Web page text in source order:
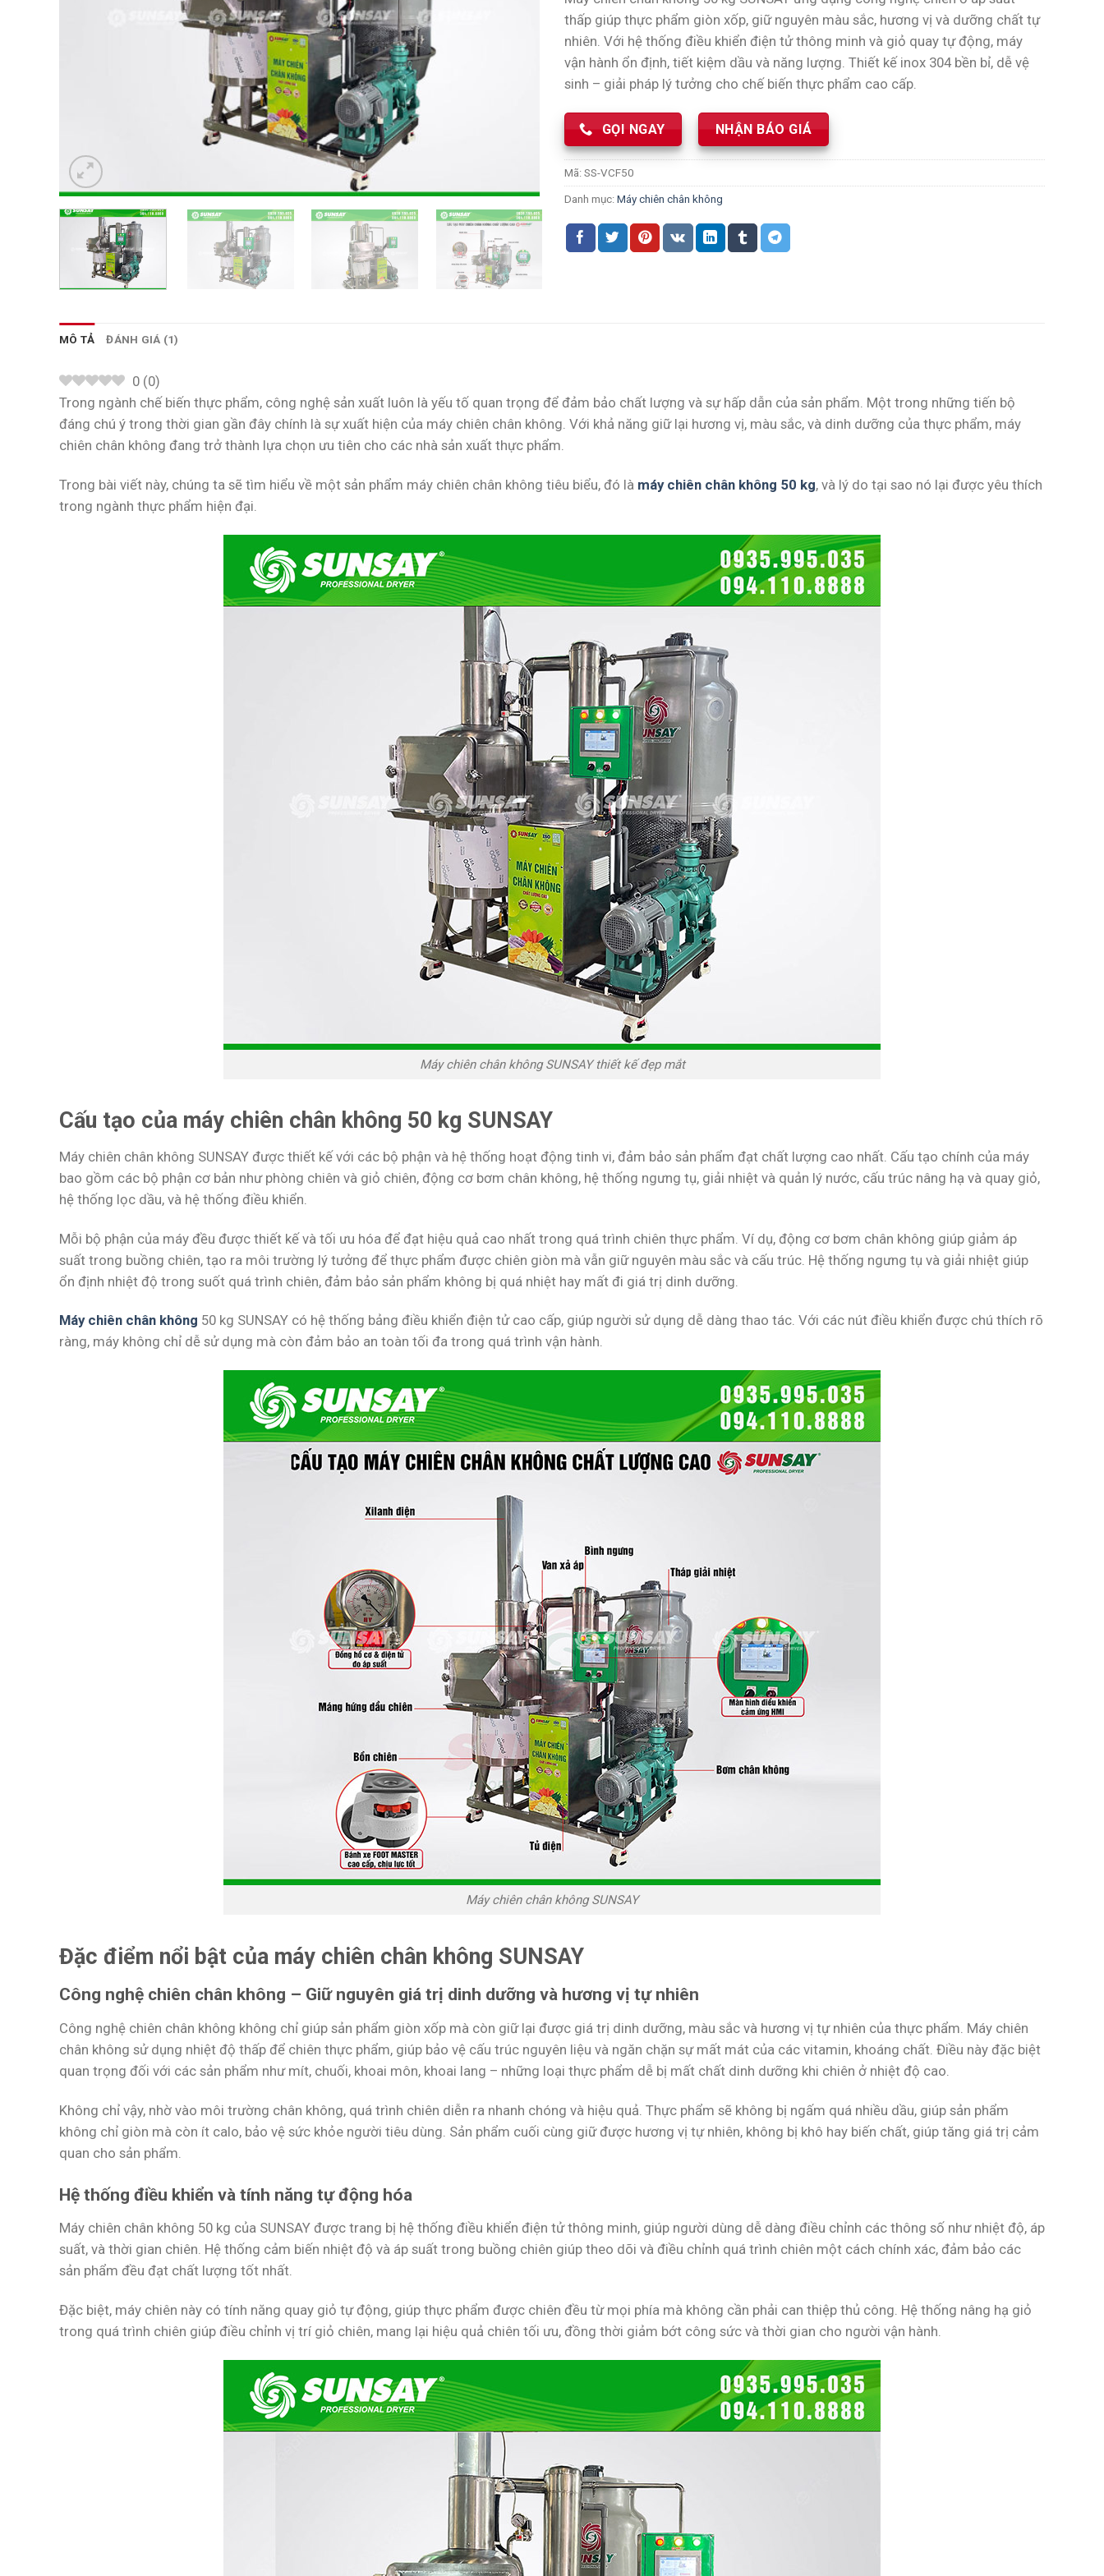
thấp giúp thực phẩm giòn xốp, giữ nguyên màu sắc, hương vị và dưỡng chất tự
nhiên. Với hệ thống điều khiển điện tử thông minh và giỏ quay tự động, máy
vận hành ổn định, tiết kiệm dầu và năng lượng. Thiết kế inox 304 bền bỉ, dễ vệ
sinh – giải pháp lý tưởng cho chế biến thực phẩm cao cấp.
GỌI NGAY NHẬN BÁO GIÁ
Mã: SS-VCF50
Danh mục: Máy chiên chân không
MÔ TẢ ĐÁNH GIÁ (1)
0 (0)
Trong ngành chế biến thực phẩm, công nghệ sản xuất luôn là yếu tố quan trọng để đảm bảo chất lượng và sự hấp dẫn của sản phẩm. Một trong những tiến bộ
đáng chú ý trong thời gian gần đây chính là sự xuất hiện của máy chiên chân không. Với khả năng giữ lại hương vị, màu sắc, và dinh dưỡng của thực phẩm, máy
chiên chân không đang trở thành lựa chọn ưu tiên cho các nhà sản xuất thực phẩm.
Trong bài viết này, chúng ta sẽ tìm hiểu về một sản phẩm máy chiên chân không tiêu biểu, đó là máy chiên chân không 50 kg, và lý do tại sao nó lại được yêu thích
trong ngành thực phẩm hiện đại.
Máy chiên chân không SUNSAY thiết kế đẹp mắt
Cấu tạo của máy chiên chân không 50 kg SUNSAY
Máy chiên chân không SUNSAY được thiết kế với các bộ phận và hệ thống hoạt động tinh vi, đảm bảo sản phẩm đạt chất lượng cao nhất. Cấu tạo chính của máy
bao gồm các bộ phận cơ bản như phòng chiên và giỏ chiên, động cơ bơm chân không, hệ thống ngưng tụ, giải nhiệt và quản lý nước, cấu trúc nâng hạ và quay giỏ,
hệ thống lọc dầu, và hệ thống điều khiển.
Mỗi bộ phận của máy đều được thiết kế và tối ưu hóa để đạt hiệu quả cao nhất trong quá trình chiên thực phẩm. Ví dụ, động cơ bơm chân không giúp giảm áp
suất trong buồng chiên, tạo ra môi trường lý tưởng để thực phẩm được chiên giòn mà vẫn giữ nguyên màu sắc và cấu trúc. Hệ thống ngưng tụ và giải nhiệt giúp
ổn định nhiệt độ trong suốt quá trình chiên, đảm bảo sản phẩm không bị quá nhiệt hay mất đi giá trị dinh dưỡng.
Máy chiên chân không 50 kg SUNSAY có hệ thống bảng điều khiển điện tử cao cấp, giúp người sử dụng dễ dàng thao tác. Với các nút điều khiển được chú thích rõ
ràng, máy không chỉ dễ sử dụng mà còn đảm bảo an toàn tối đa trong quá trình vận hành.
Máy chiên chân không SUNSAY
Đặc điểm nổi bật của máy chiên chân không SUNSAY
Công nghệ chiên chân không – Giữ nguyên giá trị dinh dưỡng và hương vị tự nhiên
Công nghệ chiên chân không không chỉ giúp sản phẩm giòn xốp mà còn giữ lại được giá trị dinh dưỡng, màu sắc và hương vị tự nhiên của thực phẩm. Máy chiên
chân không sử dụng nhiệt độ thấp để chiên thực phẩm, giúp bảo vệ cấu trúc nguyên liệu và ngăn chặn sự mất mát của các vitamin, khoáng chất. Điều này đặc biệt
quan trọng đối với các sản phẩm như mít, chuối, khoai môn, khoai lang – những loại thực phẩm dễ bị mất chất dinh dưỡng khi chiên ở nhiệt độ cao.
Không chỉ vậy, nhờ vào môi trường chân không, quá trình chiên diễn ra nhanh chóng và hiệu quả. Thực phẩm sẽ không bị ngấm quá nhiều dầu, giúp sản phẩm
không chỉ giòn mà còn ít calo, bảo vệ sức khỏe người tiêu dùng. Sản phẩm cuối cùng giữ được hương vị tự nhiên, không bị khô hay biến chất, giúp tăng giá trị cảm
quan cho sản phẩm.
Hệ thống điều khiển và tính năng tự động hóa
Máy chiên chân không 50 kg của SUNSAY được trang bị hệ thống điều khiển điện tử thông minh, giúp người dùng dễ dàng điều chỉnh các thông số như nhiệt độ, áp
suất, và thời gian chiên. Hệ thống cảm biến nhiệt độ và áp suất trong buồng chiên giúp theo dõi và điều chỉnh quá trình chiên một cách chính xác, đảm bảo các
sản phẩm đều đạt chất lượng tốt nhất.
Đặc biệt, máy chiên này có tính năng quay giỏ tự động, giúp thực phẩm được chiên đều từ mọi phía mà không cần phải can thiệp thủ công. Hệ thống nâng hạ giỏ
trong quá trình chiên giúp điều chỉnh vị trí giỏ chiên, mang lại hiệu quả chiên tối ưu, đồng thời giảm bớt công sức và thời gian cho người vận hành.